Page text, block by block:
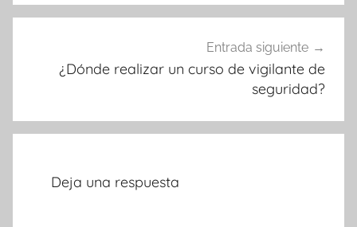
Entrada siguiente
¿Dónde realizar un curso de vigilante de
seguridad?
Deja una respuesta